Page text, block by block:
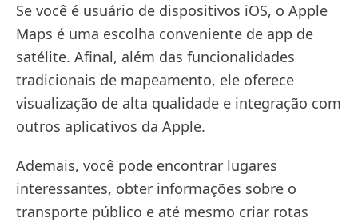
Se você é usuário de dispositivos iOS, o Apple
Maps é uma escolha conveniente de app de
satélite. Afinal, além das funcionalidades
tradicionais de mapeamento, ele oferece
visualização de alta qualidade e integração com
outros aplicativos da Apple.
Ademais, você pode encontrar lugares
interessantes, obter informações sobre o
transporte público e até mesmo criar rotas